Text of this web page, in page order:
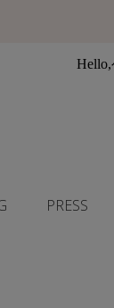
PRESS